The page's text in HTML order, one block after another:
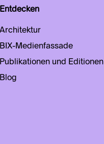
Entdecken
Architektur
BIX-Medienfassade
Publikationen und Editionen
Blog